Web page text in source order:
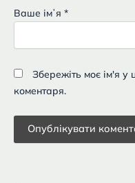
Ваше імʼя *
Збережіть моє ім'я у
коментаря.